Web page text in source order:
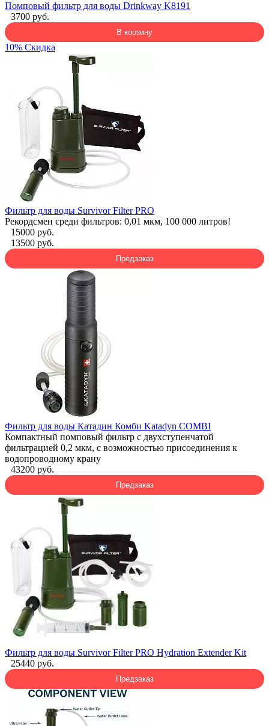
Помповый фильтр для воды Drinkway K8191
3700 руб.
В корзину
10% Скидка
Фильтр для воды Survivor Filter PRO
Рекордсмен среди фильтров: 0,01 мкм, 100 000 литров!
15000 руб.
13500 руб.
Предзаказ
Фильтр для воды Катадин Комби Katadyn COMBI
Компактный помповый фильтр с двухступенчатой
фильтрацией 0,2 мкм, с возможностью присоединения к
водопроводному крану
43200 руб.
Предзаказ
Фильтр для воды Survivor Filter PRO Hydration Extender Kit
25440 руб.
Предзаказ